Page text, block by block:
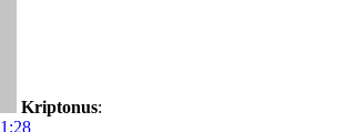
Kriptonus: